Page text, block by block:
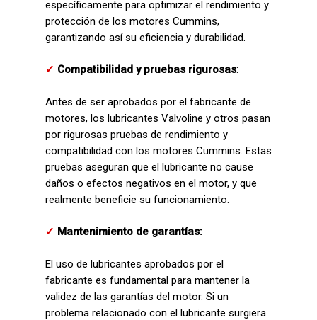
específicamente para optimizar el rendimiento y
protección de los motores Cummins,
garantizando así su eficiencia y durabilidad.
✓ Compatibilidad y pruebas rigurosas:
Antes de ser aprobados por el fabricante de
motores, los lubricantes Valvoline y otros pasan
por rigurosas pruebas de rendimiento y
compatibilidad con los motores Cummins. Estas
pruebas aseguran que el lubricante no cause
daños o efectos negativos en el motor, y que
realmente beneficie su funcionamiento.
✓ Mantenimiento de garantías:
El uso de lubricantes aprobados por el
fabricante es fundamental para mantener la
validez de las garantías del motor. Si un
problema relacionado con el lubricante surgiera